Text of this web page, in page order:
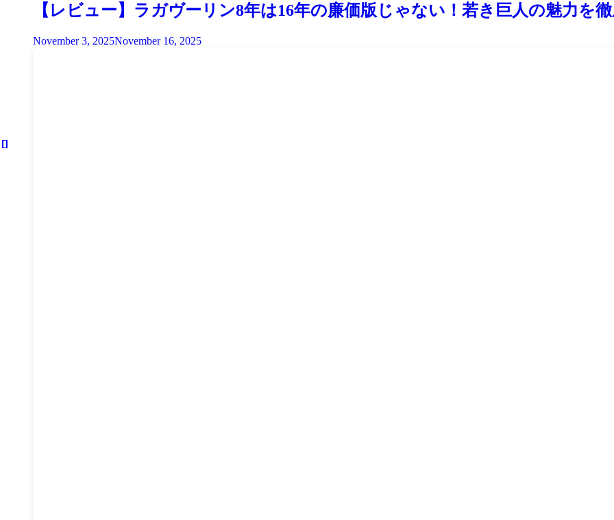
【レビュー】ラガヴーリン8年は16年の廉価版じゃない！若き巨人の魅力を
November 3, 2025November 16, 2025